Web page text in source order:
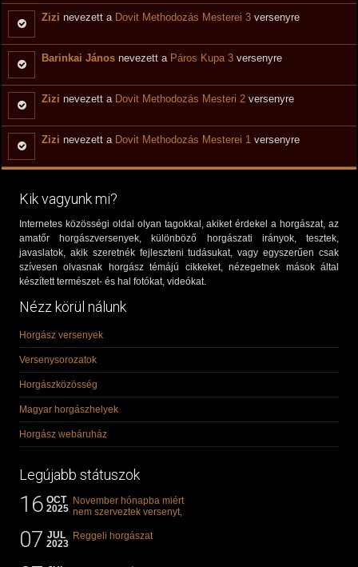
Zizi nevezett a Dovit Methodozás Mesterei 3 versenyre
Barinkai János nevezett a Páros Kupa 3 versenyre
Zizi nevezett a Dovit Methodozás Mesteri 2 versenyre
Zizi nevezett a Dovit Methodozás Mesterei 1 versenyre
Kik vagyunk mi?
Internetes közösségi oldal olyan tagokkal, akiket érdekel a horgászat, az
amatőr horgászversenyek, különböző horgászati irányok, tesztek,
javaslatok, akik szeretnék fejleszteni tudásukat, vagy egyszerűen csak
szívesen olvasnak horgász témájú cikkeket, nézegetnek mások által
készített természet- és hal fotókat, videókat.
Nézz körül nálunk
Horgász versenyek
Versenysorozatok
Horgászközösség
Magyar horgászhelyek
Horgász webáruház
Legújabb státuszok
16 OCT
2025
November hónapba miért
nem szerveztek versenyt,
"kárászos"...
07 JUL
2023
Reggeli horgászat